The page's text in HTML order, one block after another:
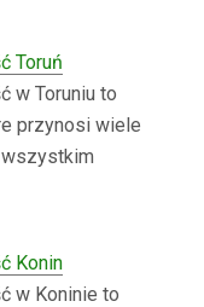
Toruń
w Toruniu to
przynosi wiele
Konin
w Koninie to